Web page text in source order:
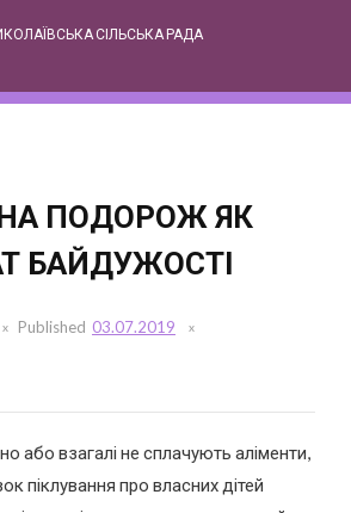
to
ПОДОРОЖ ЯК
БАЙДУЖОСТІ
Published 03.07.2019
або взагалі не сплачують аліменти,
піклування про власних дітей